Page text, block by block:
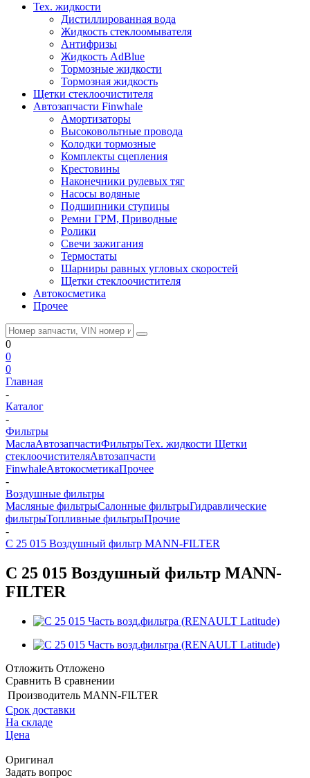
Тех. жидкости
Дистиллированная вода
Жидкость стеклоомывателя
Антифризы
Жидкость AdBlue
Тормозные жидкости
Тормозная жидкость
Щетки стеклоочистителя
Автозапчасти Finwhale
Амортизаторы
Высоковольтные провода
Колодки тормозные
Комплекты сцепления
Крестовины
Наконечники рулевых тяг
Насосы водяные
Подшипники ступицы
Ремни ГРМ, Приводные
Ролики
Свечи зажигания
Термостаты
Шарниры равных угловых скоростей
Щетки стеклоочистителя
Автокосметика
Прочее
0
0
0
Главная
-
Каталог
-
Фильтры
МаслаАвтозапчастиФильтрыТех. жидкости Щетки
стеклоочистителяАвтозапчасти
FinwhaleАвтокосметикаПрочее
-
Воздушные фильтры
Масляные фильтрыСалонные фильтрыГидравлические
фильтрыТопливные фильтрыПрочие
-
C 25 015 Воздушный фильтр MANN-FILTER
C 25 015 Воздушный фильтр MANN-
FILTER
Отложить Отложено
Сравнить В сравнении
Производитель MANN-FILTER
Срок доставки
На складе
Цена
Оригинал
Задать вопрос